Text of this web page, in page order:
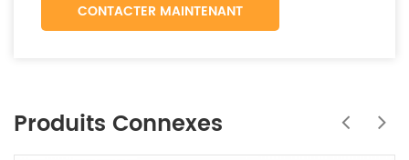
CONTACTER MAINTENANT
Produits Connexes